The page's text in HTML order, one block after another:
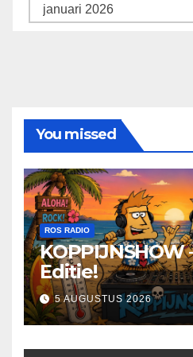
Archief
You missed
ROS RADIO
Editie!
5 AUGUSTUS 2026